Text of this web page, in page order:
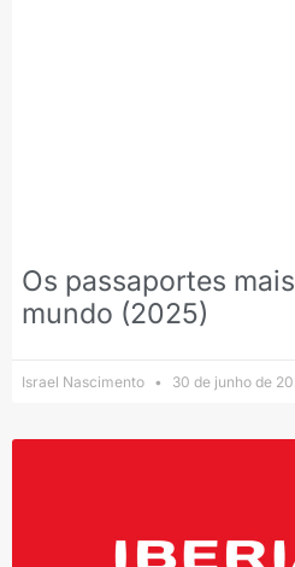
Os passaportes
mundo (2025)
Israel Nascimento 30 de junho de